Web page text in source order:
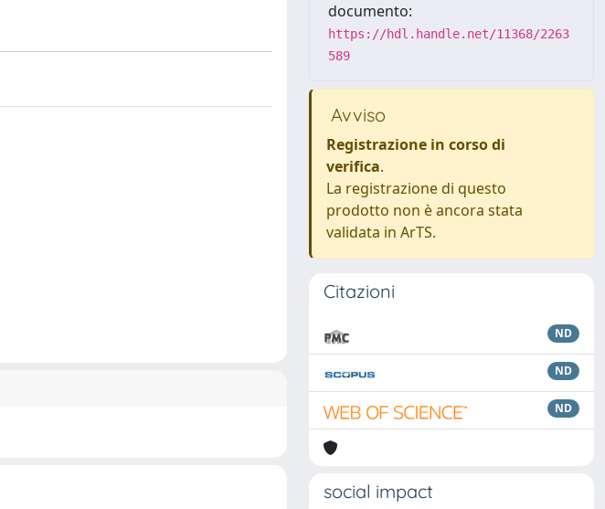
documento:
https://hdl.handle.net/11368/2263
589
Avviso
Registrazione in corso di
verifica.
La registrazione di questo
prodotto non è ancora stata
validata in ArTS.
Citazioni
ND
ND
ND
social impact